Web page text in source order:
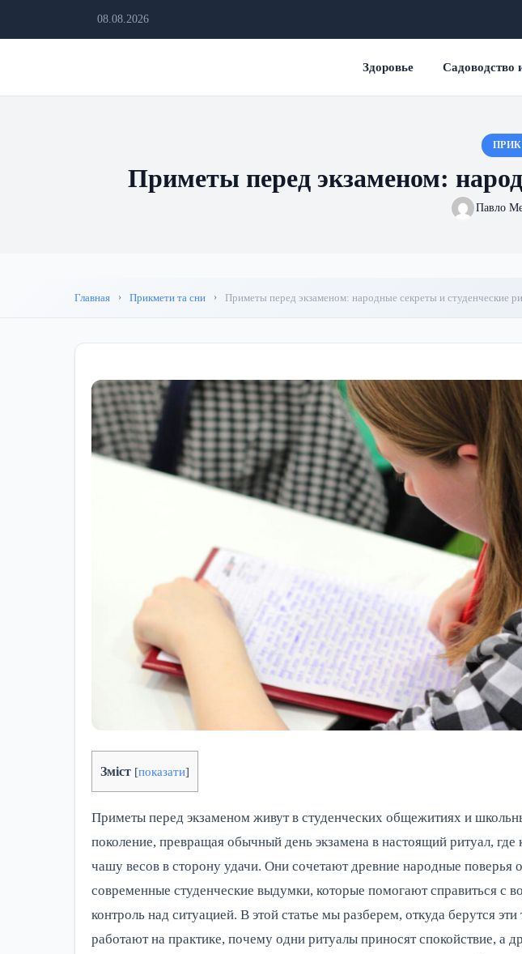
08.08.2026
Здоровье Садоводство
Приметы перед экзаменом:
Павло
Главная Прикмети та сни Приметы перед экзаменом: народные секреты и студенческие
Зміст [показати]
Приметы перед экзаменом живут в студенческих общежитиях и
поколение, превращая обычный день экзамена в настоящий ритуал,
чашу весов в сторону удачи. Они сочетают древние народные поверья
современные студенческие выдумки, которые помогают справиться с
контроль над ситуацией. В этой статье мы разберем, откуда берутся
работают на практике, почему одни ритуалы приносят спокойствие, а